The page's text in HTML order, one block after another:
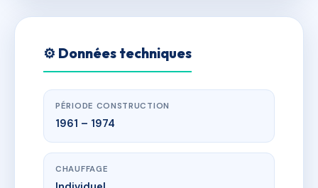
⚙️ Données techniques
PÉRIODE CONSTRUCTION
1961 – 1974
CHAUFFAGE